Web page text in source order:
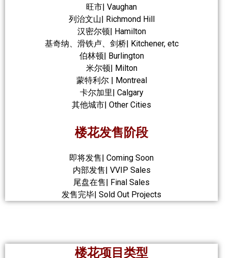
旺市| Vaughan
列治文山| Richmond Hill
汉密尔顿| Hamilton
基奇纳、滑铁卢、剑桥| Kitchener, etc
伯林顿| Burlington
米尔顿| Milton
蒙特利尔 | Montreal
卡尔加里| Calgary
其他城市| Other Cities
楼花发售阶段
即将发售| Coming Soon
内部发售| VVIP Sales
尾盘在售| Final Sales
发售完毕| Sold Out Projects
楼花项目类型